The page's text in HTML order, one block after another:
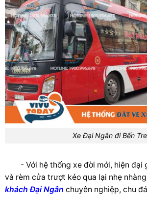
Xe Đại Ngân đi Bến Tre
- Với hệ thống xe đời mới, hiện đại
và rèm cửa trượt kéo qua lại nhẹ
khách Đại Ngân chuyên nghiệp, chu